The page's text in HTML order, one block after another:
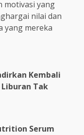
motivasi yang
nilai dan
yang mereka
Kembali
Tak
Serum